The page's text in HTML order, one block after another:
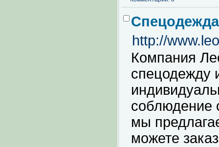
http://
Компания
спецодежду
соблюдение
мы
можете